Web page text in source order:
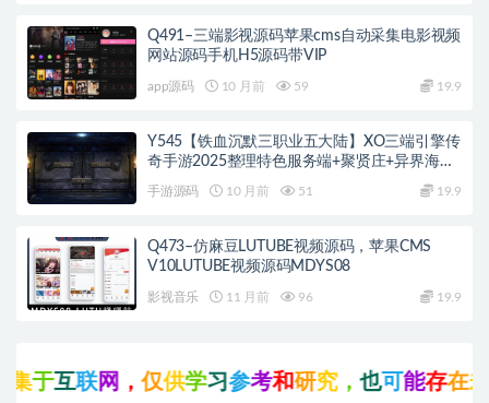
Q491–三端影视源码苹果cms自动采集电影视频
网站源码手机H5源码带VIP
app源码 10 月前 59 19.9
Y545【铁血沉默三职业五大陆】XO三端引擎传
奇手游2025整理特色服务端+聚贤庄+异界海岛
手游源码 10 月前 51 19.9
Q473–仿麻豆LUTUBE视频源码，苹果CMS
V10LUTUBE视频源码MDYS08
影视音乐 11 月前 96 19.9
互联网，仅供学习参考和研究，也可能存在未知